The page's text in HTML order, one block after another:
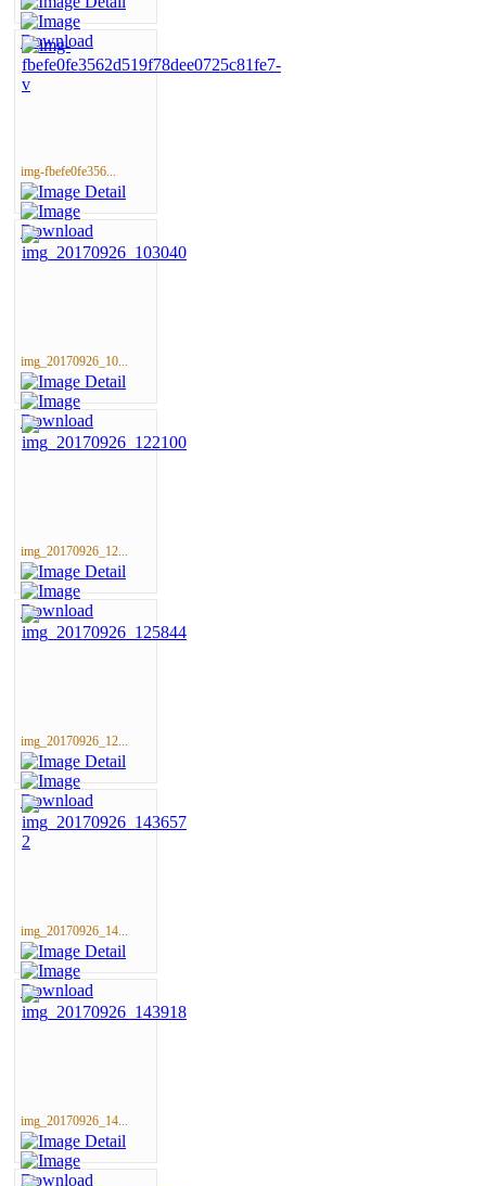
img-fbefe0fe356...
img_20170926_10...
img_20170926_12...
img_20170926_12...
img_20170926_14...
img_20170926_14...